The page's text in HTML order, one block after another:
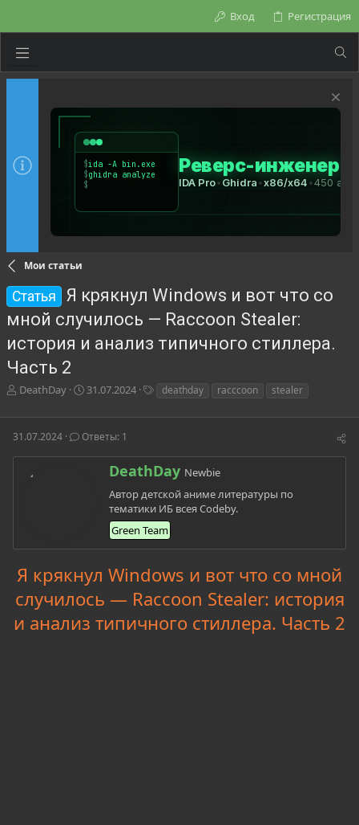
Вход Регистрация
Мои статьи
Статья
Я крякнул Windows и вот что со
мной случилось — Raccoon Stealer:
история и анализ типичного стиллера.
Часть 2
А
т
о
т
DeathDay
Д
т
а
а
31.07.2024
г
deathday racccoon stealer
31.07.2024 Ответы: 1
А
т
о
р
DeathDay Newbie
Автор детской аниме литературы по
тематики ИБ всея Codeby.
Green Team
Я крякнул Windows и вот что со мной
случилось — Raccoon Stealer: история
и анализ типичного стиллера. Часть 2